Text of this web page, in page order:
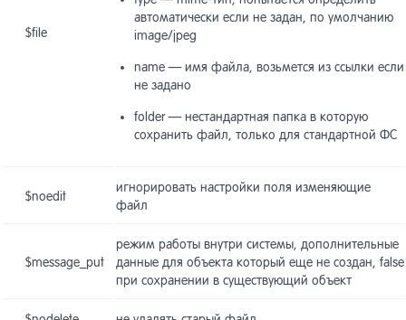
$file
автоматически если не задан, по умолчанию
image/jpeg
name — имя файла, возьмется из ссылки если
не задано
folder — нестандартная папка в которую
сохранить файл, только для стандартной ФС
$noеdit
игнорировать настройки поля изменяющие
файл
$message_put
режим работы внутри системы, дополнительные
данные для объекта который еще не создан, false
при сохранении в существующий объект